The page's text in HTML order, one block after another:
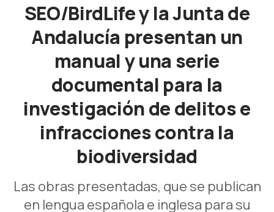
SEO/BirdLife y la Junta de
Andalucía presentan un
manual y una serie
documental para la
investigación de delitos e
infracciones contra la
biodiversidad
Las obras presentadas, que se publican
en lengua española e inglesa para su